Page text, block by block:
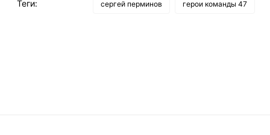
Теги: сергей перминов герои команды 47